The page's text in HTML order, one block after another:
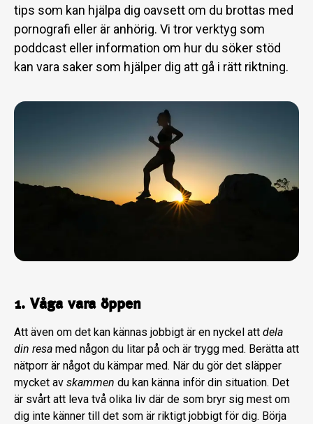
tips som kan hjälpa dig oavsett om du brottas med
pornografi eller är anhörig. Vi tror verktyg som
poddcast eller information om hur du söker stöd
kan vara saker som hjälper dig att gå i rätt riktning.
1. Våga vara öppen
Att även om det kan kännas jobbigt är en nyckel att dela
din resa med någon du litar på och är trygg med. Berätta att
nätporr är något du kämpar med. När du gör det släpper
mycket av skammen du kan känna inför din situation. Det
är svårt att leva två olika liv där de som bryr sig mest om
dig inte känner till det som är riktigt jobbigt för dig. Börja